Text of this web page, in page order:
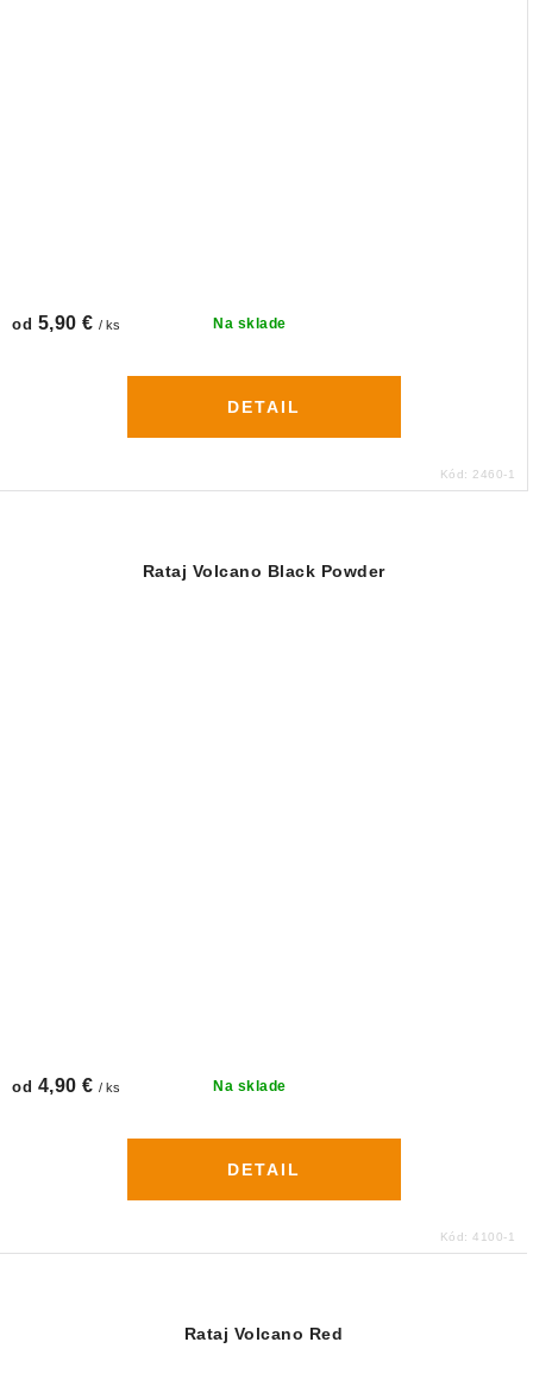
Na sklade
od 5,90 € / ks
DETAIL
Kód: 2460-1
Rataj Volcano Black Powder
Na sklade
od 4,90 € / ks
DETAIL
Kód: 4100-1
Rataj Volcano Red